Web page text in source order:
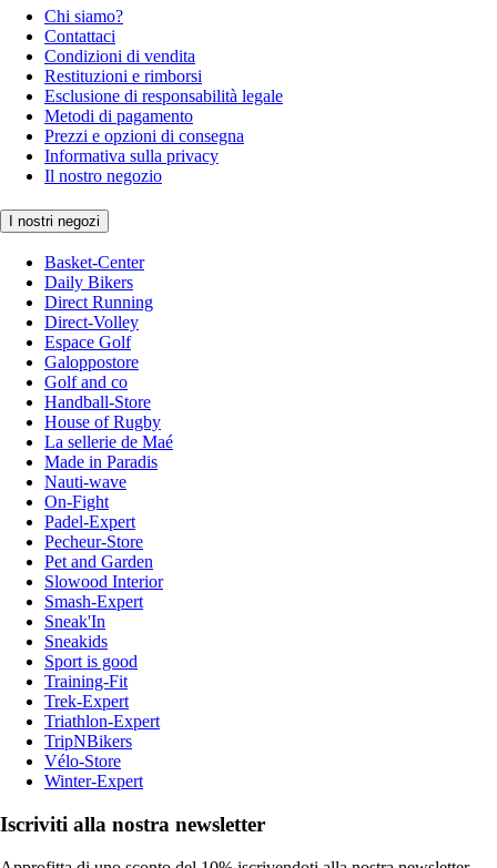
Chi siamo?
Contattaci
Condizioni di vendita
Restituzioni e rimborsi
Esclusione di responsabilità legale
Metodi di pagamento
Prezzi e opzioni di consegna
Informativa sulla privacy
Il nostro negozio
I nostri negozi
Basket-Center
Daily Bikers
Direct Running
Direct-Volley
Espace Golf
Galoppostore
Golf and co
Handball-Store
House of Rugby
La sellerie de Maé
Made in Paradis
Nauti-wave
On-Fight
Padel-Expert
Pecheur-Store
Pet and Garden
Slowood Interior
Smash-Expert
Sneak'In
Sneakids
Sport is good
Training-Fit
Trek-Expert
Triathlon-Expert
TripNBikers
Vélo-Store
Winter-Expert
Iscriviti alla nostra newsletter